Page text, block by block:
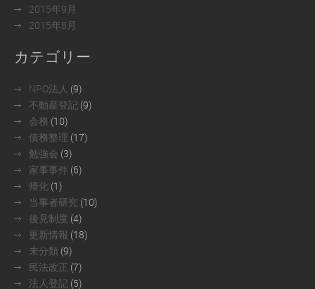
2015年9月
2015年8月
カテゴリー
NPO法人 (9)
不動産登記 (9)
会務 (10)
債務整理 (17)
勉強会 (3)
家事事件 (6)
帰化 (1)
当事者研究 (10)
後見制度 (4)
更新情報 (18)
未分類 (9)
民法改正 (7)
法人登記 (5)